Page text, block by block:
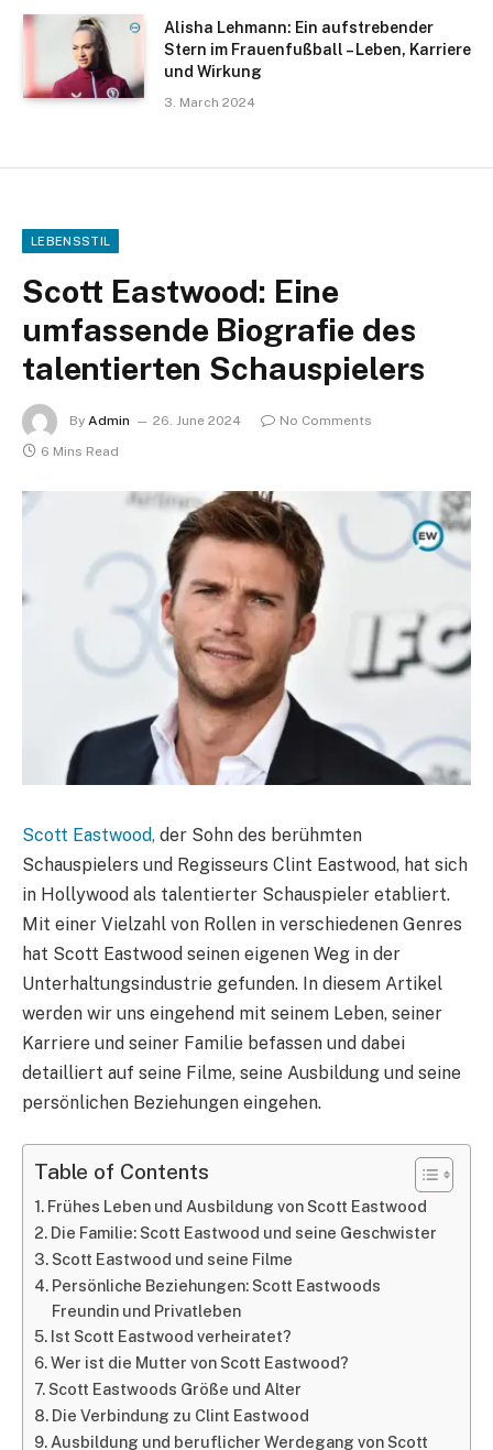
Alisha Lehmann: Ein aufstrebender
Stern im Frauenfußball – Leben, Karriere
und Wirkung
3. March 2024
LEBENSSTIL
Scott Eastwood: Eine
umfassende Biografie des
talentierten Schauspielers
By Admin 26. June 2024
No Comments
6 Mins Read
Scott Eastwood, der Sohn des berühmten
Schauspielers und Regisseurs Clint Eastwood, hat sich
in Hollywood als talentierter Schauspieler etabliert.
Mit einer Vielzahl von Rollen in verschiedenen Genres
hat Scott Eastwood seinen eigenen Weg in der
Unterhaltungsindustrie gefunden. In diesem Artikel
werden wir uns eingehend mit seinem Leben, seiner
Karriere und seiner Familie befassen und dabei
detailliert auf seine Filme, seine Ausbildung und seine
persönlichen Beziehungen eingehen.
Table of Contents
Frühes Leben und Ausbildung von Scott Eastwood
Die Familie: Scott Eastwood und seine Geschwister
Scott Eastwood und seine Filme
Persönliche Beziehungen: Scott Eastwoods
Freundin und Privatleben
Ist Scott Eastwood verheiratet?
Wer ist die Mutter von Scott Eastwood?
Scott Eastwoods Größe und Alter
Die Verbindung zu Clint Eastwood
Ausbildung und beruflicher Werdegang von Scott